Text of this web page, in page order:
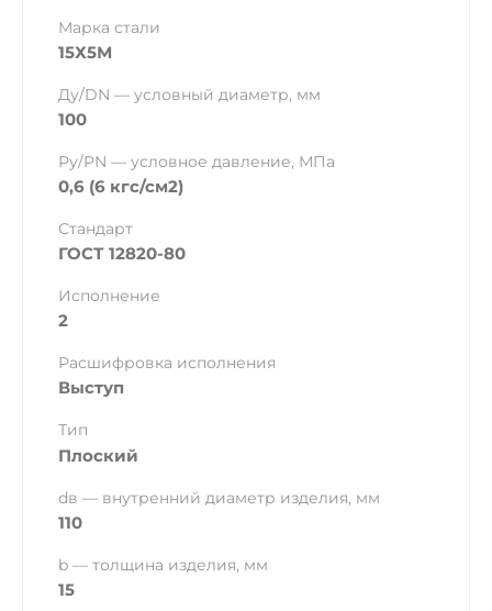
Марка стали
15Х5М
Ду/DN — условный диаметр, мм
100
Ру/PN — условное давление, МПа
0,6 (6 кгс/см2)
Стандарт
ГОСТ 12820-80
Исполнение
2
Расшифровка исполнения
Выступ
Тип
Плоский
dв — внутренний диаметр изделия, мм
110
b — толщина изделия, мм
15